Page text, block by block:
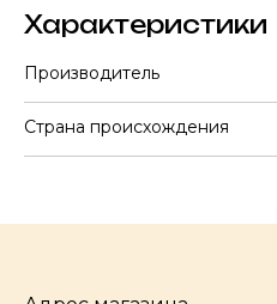
Характеристики
Производитель
Страна происхождения